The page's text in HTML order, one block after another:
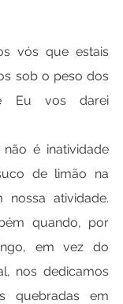
vós que estais
sob o peso dos
Eu vos darei
é inatividade
de limão na
atividade.
quando, por
em vez do
nos dedicamos
quebradas em